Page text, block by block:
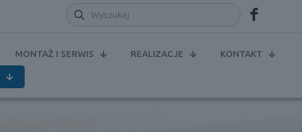
MONTAŻ I SERWIS REALIZACJE KONTAKT